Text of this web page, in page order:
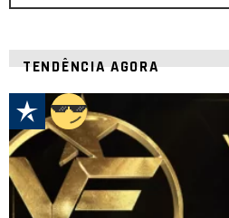
TENDÊNCIA AGORA